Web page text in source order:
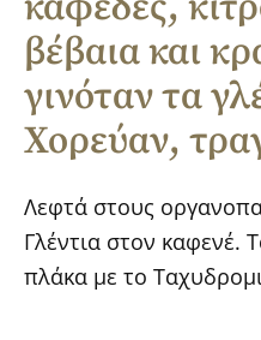
βέβαια και
γινόταν τα
Χορεύαν,
Λεφτά στους
Γλέντια στον καφενέ.
πλάκα με το